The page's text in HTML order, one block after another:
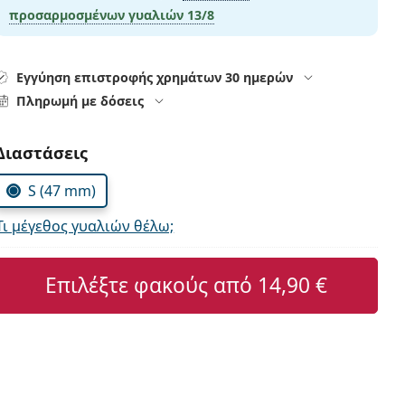
προσαρμοσμένων γυαλιών 13/8
Εγγύηση επιστροφής χρημάτων 30 ημερών
Πληρωμή με δόσεις
τις παράμετρους
S (47 mm)
μέγεθος γυαλιών θέλω;
Επιλέξτε φακούς από 14,90 €